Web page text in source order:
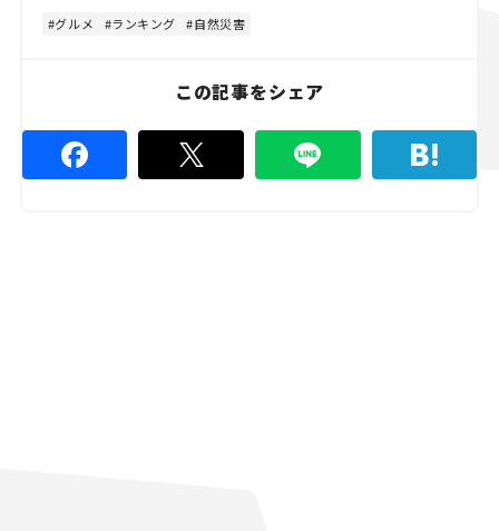
グルメ ランキング 自然災害
この記事をシェア